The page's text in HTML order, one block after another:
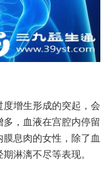
增生形成的突起，会
，血液在宫腔内停留
息肉的女性，除了血
淋漓不尽等表现。